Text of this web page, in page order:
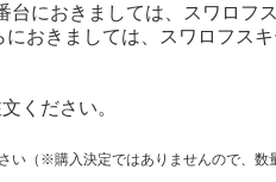
の他
プレミア割（大
ストーン・サイ
におきましては、スワロフ
おきましては、スワロフス
ください。
（※購入決定ではありませんので、数